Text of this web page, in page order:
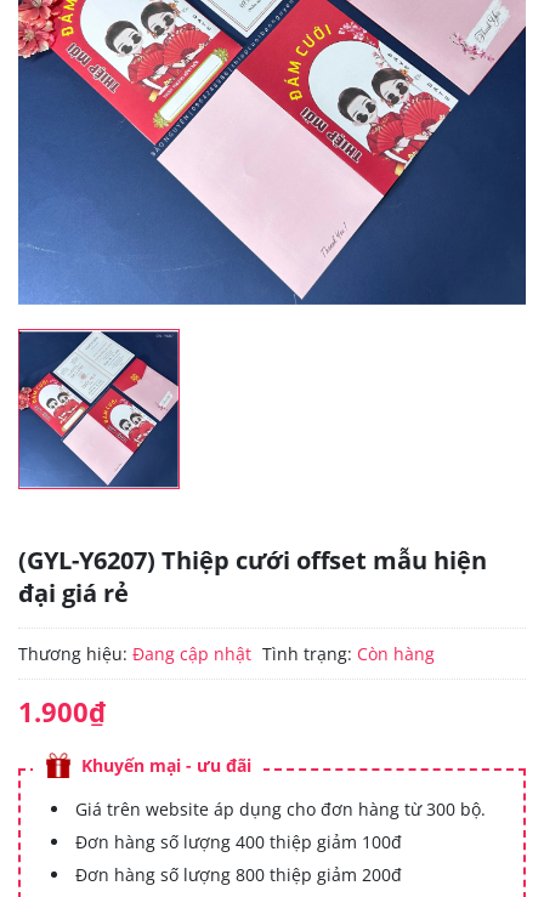
(GYL-Y6207) Thiệp cưới offset mẫu hiện
đại giá rẻ
Thương hiệu: Đang cập nhật Tình trạng: Còn hàng
1.900₫
Khuyến mại - ưu đãi
Giá trên website áp dụng cho đơn hàng từ 300 bộ.
Đơn hàng số lượng 400 thiệp giảm 100đ
Đơn hàng số lượng 800 thiệp giảm 200đ